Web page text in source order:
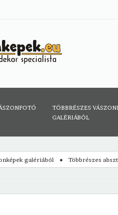
TÖBBRÉSZES
GALÉRIÁBÓL
galériából Többrészes